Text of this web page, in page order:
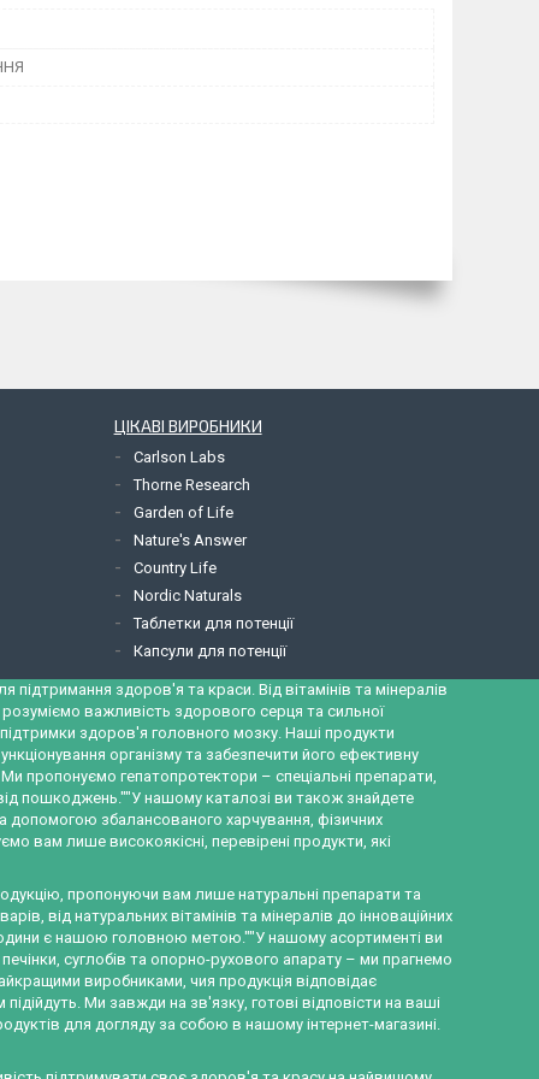
ЦІКАВІ ВИРОБНИКИ
Carlson Labs
Thorne Research
Garden of Life
Nature's Answer
Country Life
Nordic Naturals
Таблетки для потенції
Капсули для потенції
здоров'я та краси. Від вітамінів та мінералів
важливість здорового серця та сильної
здоров'я головного мозку. Наші продукти
організму та забезпечити його ефективну
пропонуємо гепатопротектори – спеціальні препарати,
пошкоджень.""У нашому каталозі ви також знайдете
допомогою збалансованого харчування, фізичних
вам лише високоякісні, перевірені продукти, які
пропонуючи вам лише натуральні препарати та
від натуральних вітамінів та мінералів до інноваційних
є нашою головною метою.""У нашому асортименті ви
суглобів та опорно-рухового апарату – ми прагнемо
виробниками, чия продукція відповідає
Ми завжди на зв'язку, готові відповісти на ваші
для догляду за собою в нашому інтернет-магазині.